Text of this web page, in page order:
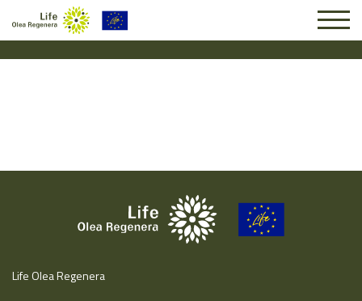
Solicitud #25006
Life Olea Regenera